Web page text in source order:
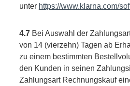
unter https://www.klarna.com/
4.7 Bei Auswahl der
von 14 (vierzehn) Tagen ab
zu einem bestimmten
den Kunden in seinen
Zahlungsart Rechnungskauf